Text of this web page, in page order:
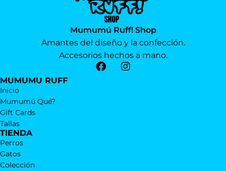
Mumumú Ruff! Shop
Amantes del diseño y la confección.
Accesorios hechos a mano.
MUMUMU RUFF
Inicio
Mumumú Qué?
Gift Cards
Tallas
TIENDA
Perros
Gatos
Colección